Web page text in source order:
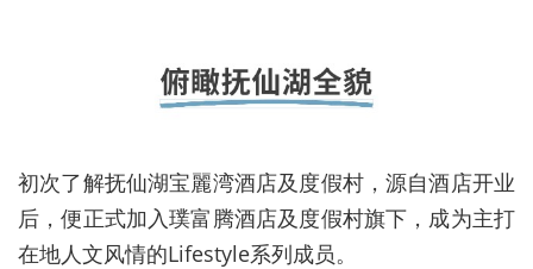
初次了解抚仙湖宝麗湾酒店及度假村，源自酒店开业
后，便正式加入璞富腾酒店及度假村旗下，成为主打
在地人文风情的Lifestyle系列成员。